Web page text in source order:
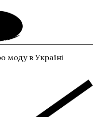
моду в Україні